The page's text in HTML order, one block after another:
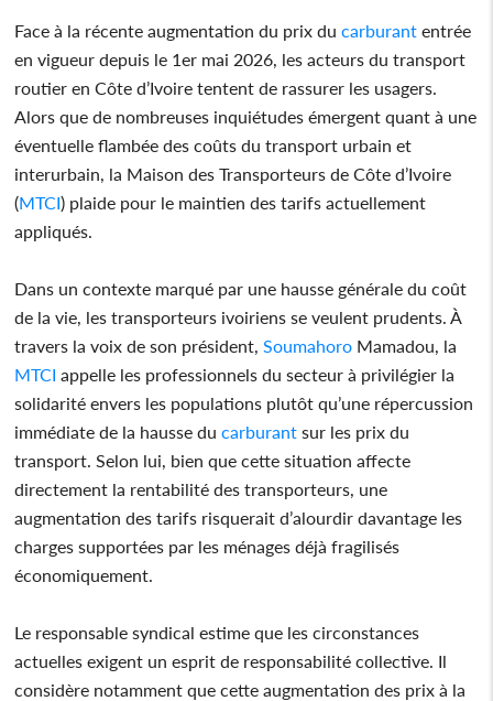
Face à la récente augmentation du prix ducarburant entrée
en vigueur depuis le 1er mai 2026, les acteurs du transport
routier en Côte d’Ivoire tentent de rassurer les usagers.
Alors que de nombreuses inquiétudes émergent quant à une
éventuelle flambée des coûts du transport urbain et
interurbain, la Maison des Transporteurs de Côte d’Ivoire
(MTCI) plaide pour le maintien des tarifs actuellement
appliqués.
Dans un contexte marqué par une hausse générale du coût
de la vie, les transporteurs ivoiriens se veulent prudents. À
travers la voix de son président,Soumahoro Mamadou, la
MTCI appelle les professionnels du secteur à privilégier la
solidarité envers les populations plutôt qu’une répercussion
immédiate de la hausse ducarburant sur les prix du
transport. Selon lui, bien que cette situation affecte
directement la rentabilité des transporteurs, une
augmentation des tarifs risquerait d’alourdir davantage les
charges supportées par les ménages déjà fragilisés
économiquement.
Le responsable syndical estime que les circonstances
actuelles exigent un esprit de responsabilité collective. Il
considère notamment que cette augmentation des prix à la